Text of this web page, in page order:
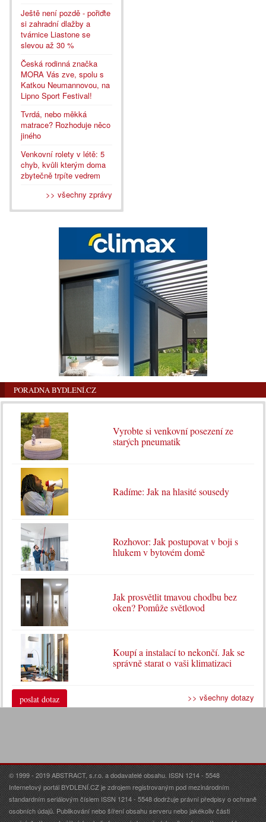
Ještě není pozdě - pořiďte
si zahradní dlažby a
tvárnice Liastone se
slevou až 30 %
Česká rodinná značka
MORA Vás zve, spolu s
Katkou Neumannovou, na
Lipno Sport Festival!
Tvrdá, nebo měkká
matrace? Rozhoduje něco
jiného
Venkovní rolety v létě: 5
chyb, kvůli kterým doma
zbytečně trpíte vedrem
>> všechny zprávy
PORADNA BYDLENÍ.CZ
Vyrobte si venkovní posezení ze
starých pneumatik
Radíme: Jak na hlasité sousedy
Rozhovor: Jak postupovat v boji s
hlukem v bytovém domě
Jak prosvětlit tmavou chodbu bez
oken? Pomůže světlovod
Koupí a instalací to nekončí. Jak se
správně starat o vaši klimatizaci
poslat dotaz >> všechny dotazy
© 1999 - 2019 ABSTRACT, s.r.o. a dodavatelé obsahu. ISSN 1214 - 5548
Internetový portál BYDLENÍ.CZ je zdrojem registrovaným pod mezinárodním
standardním seriálovým číslem ISSN 1214 - 5548 dodržuje právní předpisy o ochraně
osobních údajů. Publikování nebo šíření obsahu serveru nebo jakékoliv části